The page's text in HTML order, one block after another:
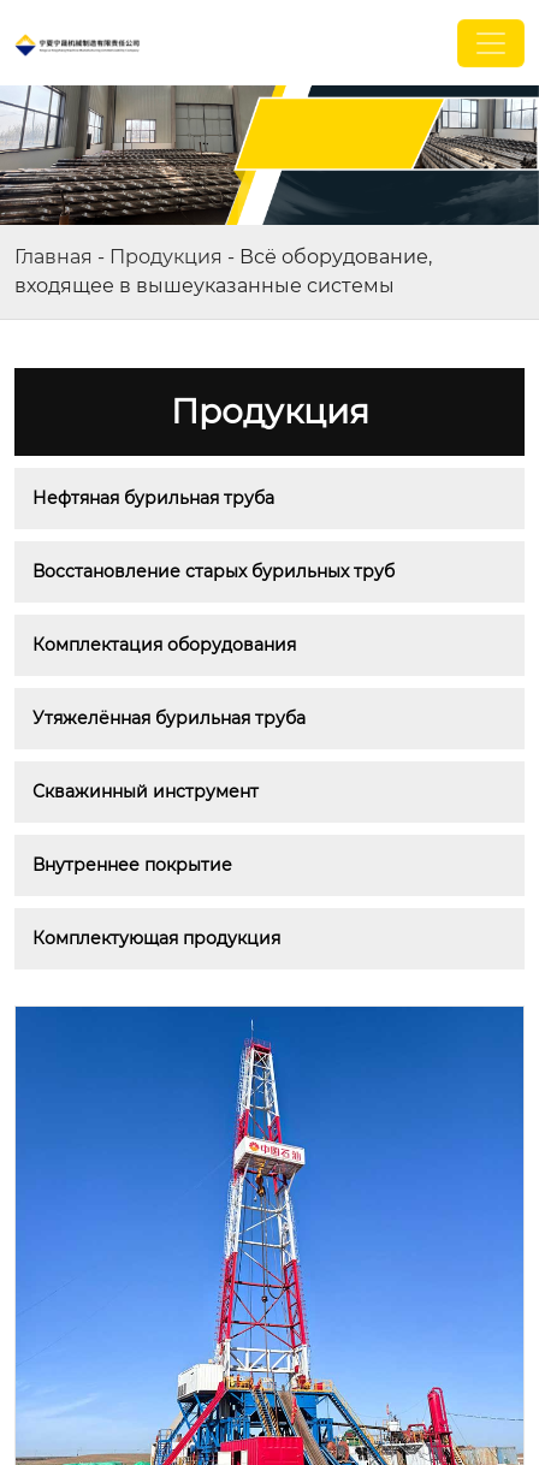
Главная - Продукция - Всё оборудование,
входящее в вышеуказанные системы
Продукция
Нефтяная бурильная труба
Восстановление старых бурильных труб
Комплектация оборудования
Утяжелённая бурильная труба
Скважинный инструмент
Внутреннее покрытие
Комплектующая продукция